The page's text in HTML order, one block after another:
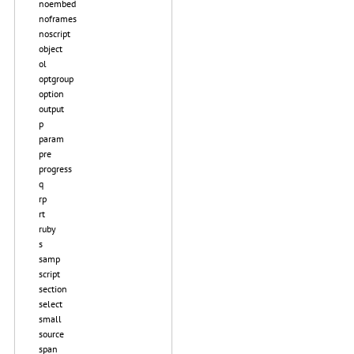
noembed
noframes
noscript
object
ol
optgroup
option
output
p
param
pre
progress
q
rp
rt
ruby
s
samp
script
section
select
small
source
span